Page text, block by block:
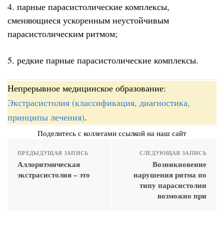
4. парные парасистолические комплексы,
сменяющиеся ускоренным неустойчивым
парасистолическим ритмом;
5. редкие парные парасистолические комплексы.
Непрерывное медицинское образование:
Экстрасистолия (классификация, диагностика,
принципы лечения).
Поделитесь с коллегами ссылкой на наш сайт
ПРЕДЫДУЩАЯ ЗАПИСЬ
Аллоритмическая
экстрасистолия – это
СЛЕДУЮЩАЯ ЗАПИСЬ
Возникновение
нарушения ритма по
типу парасистолии
возможно при